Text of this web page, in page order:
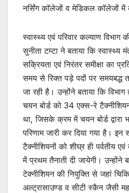
नर्सिंग कॉलेजों व मेडिकल कॉलेजों में
स्वास्थ्य एवं परिवार कल्याण विभाग
सुनीता टम्टा ने बताया कि स्वास्थ्य
सक्रियता एवं निरंतर समीक्षा का
समय से रिक्त पड़े पदों पर समयबद्ध
जा रही है। उन्होंने बताया कि विभाग
चयन बोर्ड को 34 एक्स-रे
था, जिसके क्रम में चयन बोर्ड द्वारा
परिणाम जारी कर दिया गया है।
टैक्नीशियनों को शीघ्र ही पर्वतीय
में प्रथम तैनाती दी जायेगी। उन्होंने
टेक्नीशियन की नियुक्ति से जहां
अल्ट्रासाउण्ड व सीटी स्कैन जैसी